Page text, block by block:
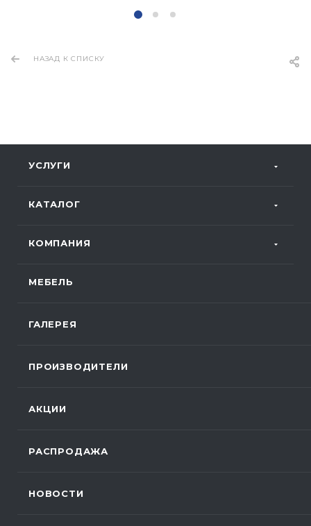
НАЗАД К СПИСКУ
УСЛУГИ
КАТАЛОГ
КОМПАНИЯ
МЕБЕЛЬ
ГАЛЕРЕЯ
ПРОИЗВОДИТЕЛИ
АКЦИИ
РАСПРОДАЖА
НОВОСТИ